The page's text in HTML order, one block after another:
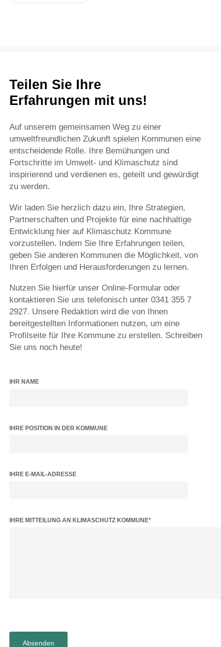
Teilen Sie Ihre
Erfahrungen mit uns!
Auf unserem gemeinsamen Weg zu einer
umweltfreundlichen Zukunft spielen Kommunen eine
entscheidende Rolle. Ihre Bemühungen und
Fortschritte im Umwelt- und Klimaschutz sind
inspirierend und verdienen es, geteilt und gewürdigt
zu werden.
Wir laden Sie herzlich dazu ein, Ihre Strategien,
Partnerschaften und Projekte für eine nachhaltige
Entwicklung hier auf Klimaschutz Kommune
vorzustellen. Indem Sie Ihre Erfahrungen teilen,
geben Sie anderen Kommunen die Möglichkeit, von
Ihren Erfolgen und Herausforderungen zu lernen.
Nutzen Sie hierfür unser Online-Formular oder
kontaktieren Sie uns telefonisch unter 0341 355 7
2927. Unsere Redaktion wird die von Ihnen
bereitgestellten Informationen nutzen, um eine
Profilseite für Ihre Kommune zu erstellen. Schreiben
Sie uns noch heute!
IHR NAME
IHRE POSITION IN DER KOMMUNE
IHRE E-MAIL-ADRESSE
BITTE LASSE DIESES FELD LEER.
IHRE MITTEILUNG AN KLIMASCHUTZ KOMMUNE*